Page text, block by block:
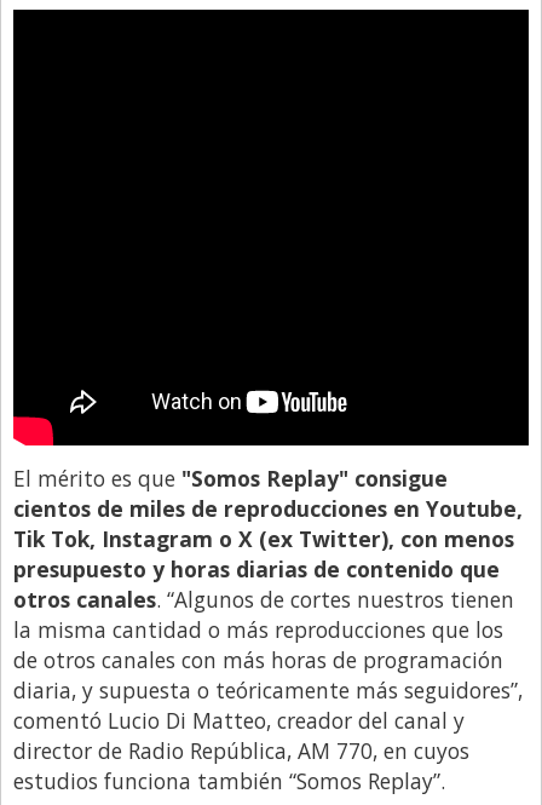
El mérito es que "Somos Replay" consigue
cientos de miles de reproducciones en Youtube,
Tik Tok, Instagram o X (ex Twitter), con menos
presupuesto y horas diarias de contenido que
otros canales. “Algunos de cortes nuestros tienen
la misma cantidad o más reproducciones que los
de otros canales con más horas de programación
diaria, y supuesta o teóricamente más seguidores”,
comentó Lucio Di Matteo, creador del canal y
director de Radio República, AM 770, en cuyos
estudios funciona también “Somos Replay”.